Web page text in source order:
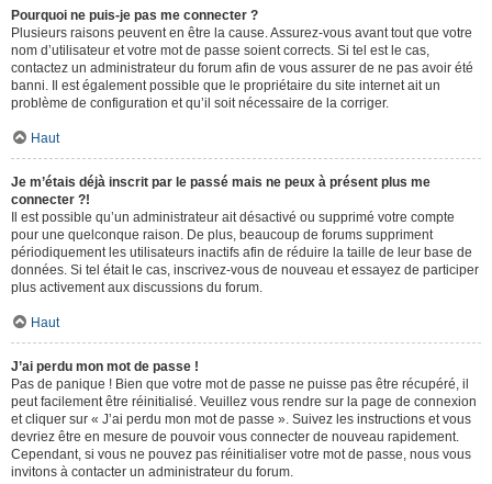
Pourquoi ne puis-je pas me connecter ?
Plusieurs raisons peuvent en être la cause. Assurez-vous avant tout que votre
nom d’utilisateur et votre mot de passe soient corrects. Si tel est le cas,
contactez un administrateur du forum afin de vous assurer de ne pas avoir été
banni. Il est également possible que le propriétaire du site internet ait un
problème de configuration et qu’il soit nécessaire de la corriger.
Haut
Je m’étais déjà inscrit par le passé mais ne peux à présent plus me
connecter ?!
Il est possible qu’un administrateur ait désactivé ou supprimé votre compte
pour une quelconque raison. De plus, beaucoup de forums suppriment
périodiquement les utilisateurs inactifs afin de réduire la taille de leur base de
données. Si tel était le cas, inscrivez-vous de nouveau et essayez de participer
plus activement aux discussions du forum.
Haut
J’ai perdu mon mot de passe !
Pas de panique ! Bien que votre mot de passe ne puisse pas être récupéré, il
peut facilement être réinitialisé. Veuillez vous rendre sur la page de connexion
et cliquer sur « J’ai perdu mon mot de passe ». Suivez les instructions et vous
devriez être en mesure de pouvoir vous connecter de nouveau rapidement.
Cependant, si vous ne pouvez pas réinitialiser votre mot de passe, nous vous
invitons à contacter un administrateur du forum.